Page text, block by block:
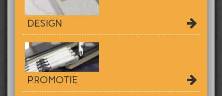
DESIGN
PROMOTIE